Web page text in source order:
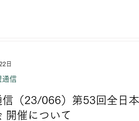
信（23/066）第53回全日
開催について
通信
日